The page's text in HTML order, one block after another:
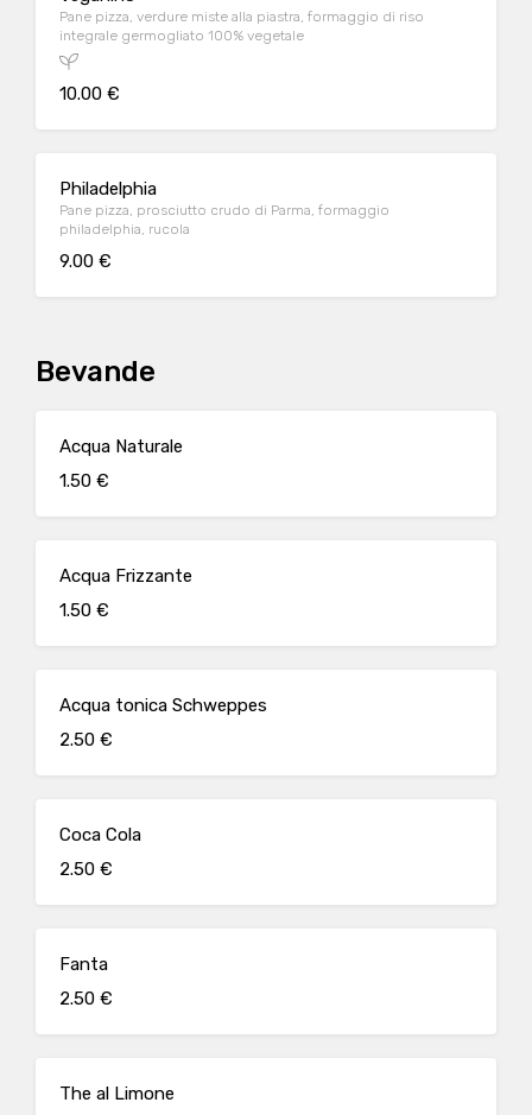
Pane pizza, verdure miste alla piastra, formaggio di riso
integrale germogliato 100% vegetale
10.00 €
Philadelphia
Pane pizza, prosciutto crudo di Parma, formaggio
philadelphia, rucola
9.00 €
Bevande
Acqua Naturale
1.50 €
Acqua Frizzante
1.50 €
Acqua tonica Schweppes
2.50 €
Coca Cola
2.50 €
Fanta
2.50 €
The al Limone